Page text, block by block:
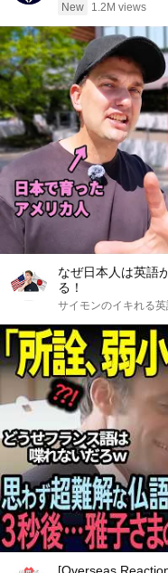
New
1.2M views
なぜ日本人は英語
る！
サイモンのイキれる